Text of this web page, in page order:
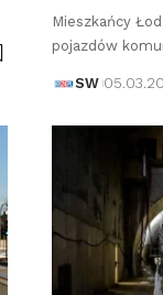
Mieszkańcy
pojazdów
SW